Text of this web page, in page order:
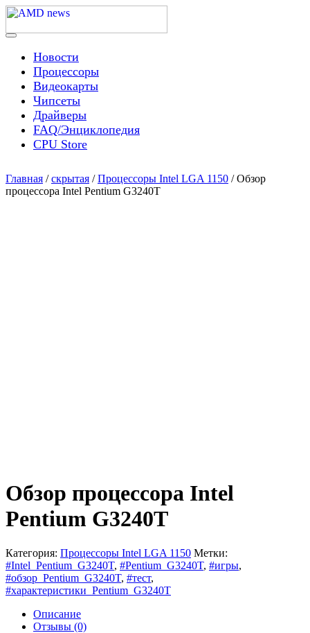
Skip
content
AMD news
Menu
Новости
Процессоры
Видеокарты
Чипсеты
Драйверы
FAQ/Энциклопедия
CPU Store
Главная /скрытая /Процессоры Intel LGA 1150 / Обзор
процессора Intel Pentium G3240T
Обзор процессора Intel
Pentium G3240T
Категория: Процессоры Intel LGA 1150 Метки:
#Intel_Pentium_G3240T, #Pentium_G3240T, #игры,
#обзор_Pentium_G3240T, #тест,
#характеристики_Pentium_G3240T
Описание
Отзывы (0)